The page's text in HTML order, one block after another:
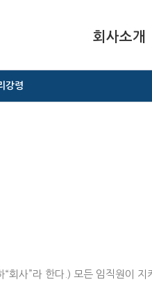
회사소개
강령
회사”라 한다.) 모든 임직원이